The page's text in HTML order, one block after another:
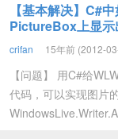
【基本解决】C#
PictureBox上显示
crifan 15年前 (2012-
【问题】 用C#给
代码，可以实现图片